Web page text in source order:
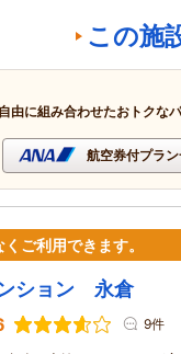
この施
由に組み合わせたおトクな
航空券付プラ
ご利用できます。
ション 永倉
9件